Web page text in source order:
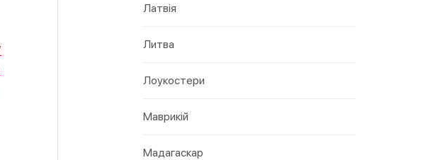
Латвія
Литва
Лоукостери
Маврикій
Мадагаскар